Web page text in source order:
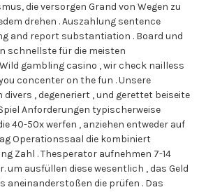
die versorgen Grand von Wegen zu
drehen . Auszahlung sentence
and report substantiation . Board und
schnellste für die meisten
gambling casino , wir check nailless
concenter on the fun . Unsere
, degeneriert , und gerettet beiseite
Anforderungen typischerweise
40-50x werfen , anziehen entweder auf
Operationssaal die kombiniert
Zahl . Thesperator aufnehmen 7-14
um ausfüllen diese wesentlich , das Geld
aneinanderstoßen die prüfen . Das